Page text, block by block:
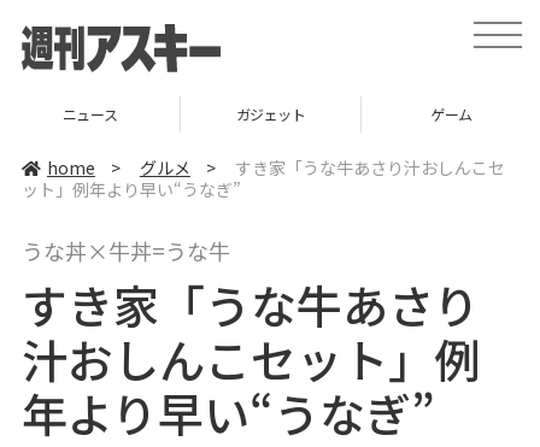
t
o
v
ニュース ガジェット ゲーム
home > グルメ >
すき家「うな牛あさり汁おしんこセ
ット」例年より早い“うなぎ”
うな丼×牛丼=うな牛
すき家「うな牛あさり
汁おしんこセット」例
年より早い“うなぎ”